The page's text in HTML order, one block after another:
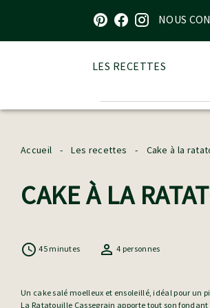
Visitez notre page sur
Visitez notre page sur
Visitez notre
NOUS
LES RECETTES
Accueil - Les recettes - Cake à la
CAKE À LA
45 minutes 4 personnes
Un cake salé moelleux et ensoleillé, idéal pour un
La Ratatouille Cassegrain apporte tout son fondant